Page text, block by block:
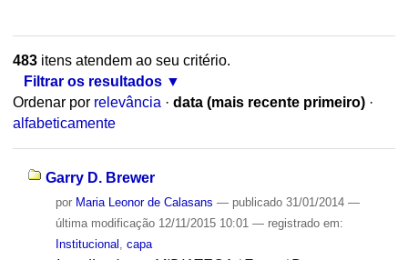
483itens atendem ao seu critério.
Filtrar os resultados
Ordenar por relevância · data (mais recente primeiro) ·
alfabeticamente
Garry D. Brewer
por Maria Leonor de Calasans — publicado31/01/2014 —
última modificação12/11/2015 10:01 — registrado em:
Institucional
capa